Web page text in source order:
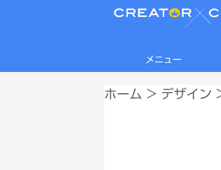
メニュー
ホーム > デザイン